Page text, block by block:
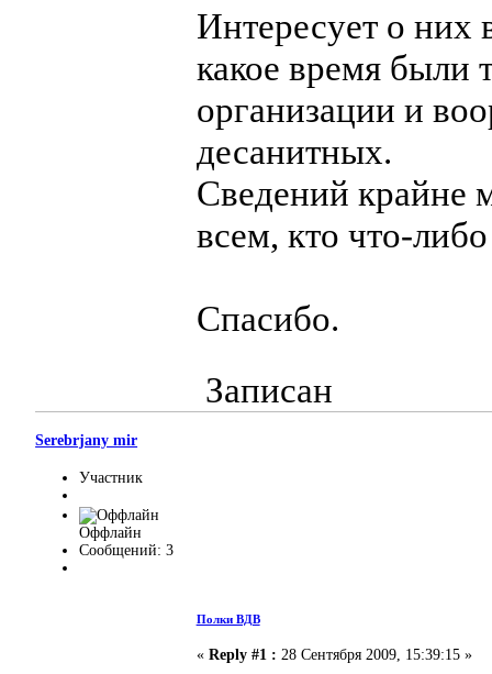
Интересует о них
какое время были
организации и
десанитных.
Сведений крайне
всем, кто что-
Спасибо.
Записан
Serebrjany mir
Участник
Оффлайн
Сообщений: 3
Полки ВДВ
« Reply #1 : 28 Сентября 2009, 15:39:15 »